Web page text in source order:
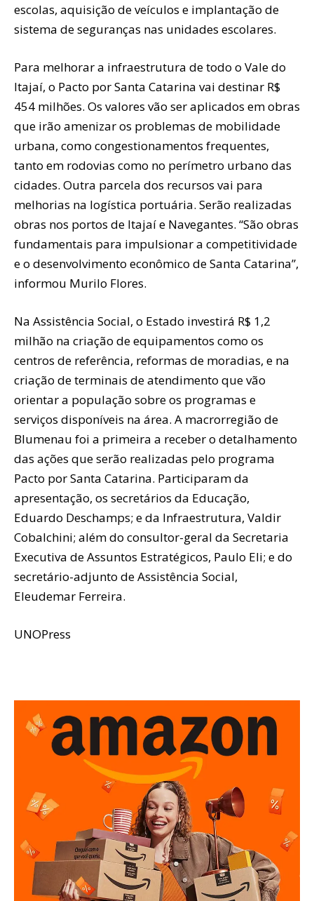
escolas, aquisição de veículos e implantação de
sistema de seguranças nas unidades escolares.
Para melhorar a infraestrutura de todo o Vale do
Itajaí, o Pacto por Santa Catarina vai destinar R$
454 milhões. Os valores vão ser aplicados em obras
que irão amenizar os problemas de mobilidade
urbana, como congestionamentos frequentes,
tanto em rodovias como no perímetro urbano das
cidades. Outra parcela dos recursos vai para
melhorias na logística portuária. Serão realizadas
obras nos portos de Itajaí e Navegantes. “São obras
fundamentais para impulsionar a competitividade
e o desenvolvimento econômico de Santa Catarina”,
informou Murilo Flores.
Na Assistência Social, o Estado investirá R$ 1,2
milhão na criação de equipamentos como os
centros de referência, reformas de moradias, e na
criação de terminais de atendimento que vão
orientar a população sobre os programas e
serviços disponíveis na área. A macrorregião de
Blumenau foi a primeira a receber o detalhamento
das ações que serão realizadas pelo programa
Pacto por Santa Catarina. Participaram da
apresentação, os secretários da Educação,
Eduardo Deschamps; e da Infraestrutura, Valdir
Cobalchini; além do consultor-geral da Secretaria
Executiva de Assuntos Estratégicos, Paulo Eli; e do
secretário-adjunto de Assistência Social,
Eleudemar Ferreira.
UNOPress